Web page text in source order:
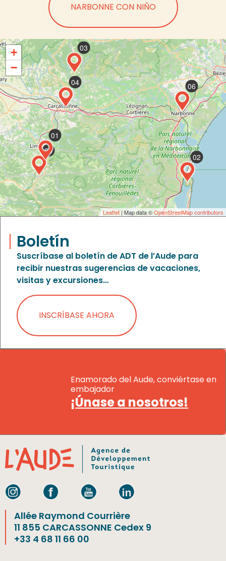
NARBONNE CON NIÑO
01
02
03
04
05
06
+
−
Leaflet| Map data ©OpenStreetMap contributors
Boletín
Suscríbase al boletín de ADT de l’Aude para
recibir nuestras sugerencias de vacaciones,
visitas y excursiones…
INSCRÍBASE AHORA
Enamorado del Aude, conviértase en
embajador
¡Únase a nosotros!
Allée Raymond Courrière
11 855 CARCASSONNE Cedex 9
+33 4 68 11 66 00